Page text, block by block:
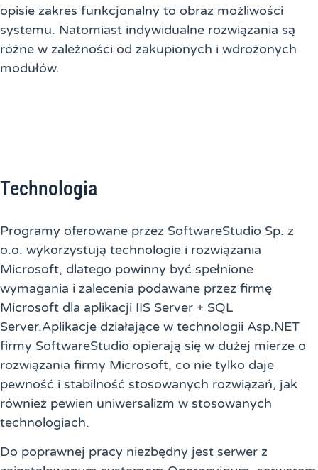
opisie zakres funkcjonalny to obraz możliwości
systemu. Natomiast indywidualne rozwiązania są
różne w zależności od zakupionych i wdrożonych
modułów.
Technologia
Programy oferowane przez SoftwareStudio Sp. z
o.o. wykorzystują technologie i rozwiązania
Microsoft, dlatego powinny być spełnione
wymagania i zalecenia podawane przez firmę
Microsoft dla aplikacji IIS Server + SQL
Server.Aplikacje działające w technologii Asp.NET
firmy SoftwareStudio opierają się w dużej mierze o
rozwiązania firmy Microsoft, co nie tylko daje
pewność i stabilność stosowanych rozwiązań, jak
również pewien uniwersalizm w stosowanych
technologiach.
Do poprawnej pracy niezbędny jest serwer z